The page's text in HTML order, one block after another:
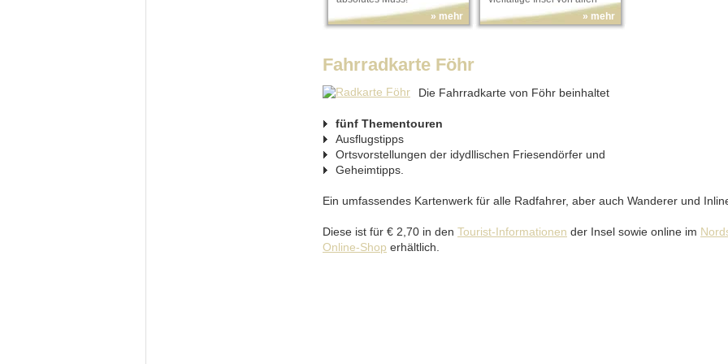
» mehr
» mehr
Fahrradkarte Föhr
Die Fahrradkarte von Föhr beinhaltet
fünf Thementouren
Ausflugstipps
Ortsvorstellungen der idydllischen Friesendörfer und
Geheimtipps.
Ein umfassendes Kartenwerk für alle Radfahrer, aber auch Wanderer und
Diese ist für € 2,70 in den Tourist-Informationen der Insel sowie online im
Online-Shop erhältlich.